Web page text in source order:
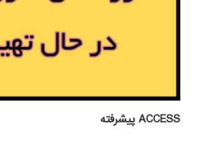
ACCESS پيشرفته